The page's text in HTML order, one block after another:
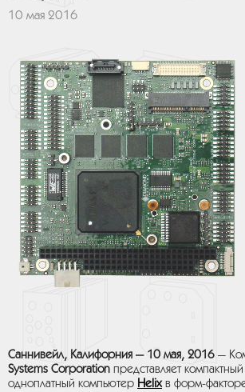
10 мая 2016
Саннивейл, Калифорния — 10 мая, 2016 —
Systems Corporation представляет
одноплатный компьютер Helixв форм-